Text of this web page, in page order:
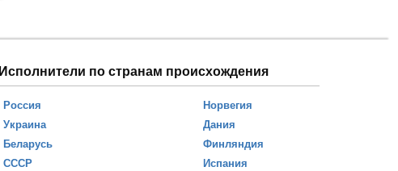
Исполнители по странам происхождения
Россия
Украина
Беларусь
СССР
Норвегия
Дания
Финляндия
Испания